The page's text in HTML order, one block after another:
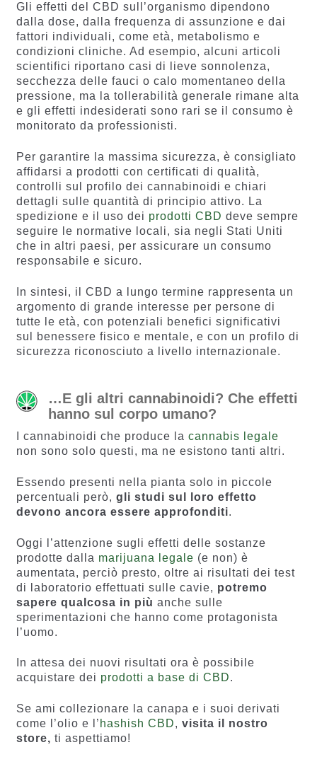
Gli effetti del CBD sull’organismo dipendono
dalla dose, dalla frequenza di assunzione e dai
fattori individuali, come età, metabolismo e
condizioni cliniche. Ad esempio, alcuni articoli
scientifici riportano casi di lieve sonnolenza,
secchezza delle fauci o calo momentaneo della
pressione, ma la tollerabilità generale rimane alta
e gli effetti indesiderati sono rari se il consumo è
monitorato da professionisti.
Per garantire la massima sicurezza, è consigliato
affidarsi a prodotti con certificati di qualità,
controlli sul profilo dei cannabinoidi e chiari
dettagli sulle quantità di principio attivo. La
spedizione e il uso dei prodotti CBD deve sempre
seguire le normative locali, sia negli Stati Uniti
che in altri paesi, per assicurare un consumo
responsabile e sicuro.
In sintesi, il CBD a lungo termine rappresenta un
argomento di grande interesse per persone di
tutte le età, con potenziali benefici significativi
sul benessere fisico e mentale, e con un profilo di
sicurezza riconosciuto a livello internazionale.
…E gli altri cannabinoidi? Che effetti
hanno sul corpo umano?
I cannabinoidi che produce la cannabis legale
non sono solo questi, ma ne esistono tanti altri.
Essendo presenti nella pianta solo in piccole
percentuali però, gli studi sul loro effetto
devono ancora essere approfonditi.
Oggi l’attenzione sugli effetti delle sostanze
prodotte dalla marijuana legale (e non) è
aumentata, perciò presto, oltre ai risultati dei test
di laboratorio effettuati sulle cavie, potremo
sapere qualcosa in più anche sulle
sperimentazioni che hanno come protagonista
l’uomo.
In attesa dei nuovi risultati ora è possibile
acquistare dei prodotti a base di CBD.
Se ami collezionare la canapa e i suoi derivati
come l’olio e l’ hashish CBD, visita il nostro
store, ti aspettiamo!